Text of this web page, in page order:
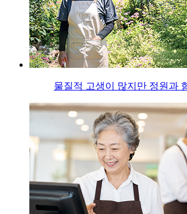
물질적 고생이 많지만 정원과